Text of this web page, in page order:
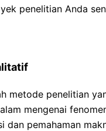
penelitian Anda
metode penelitian
mengenai
dan pemahaman